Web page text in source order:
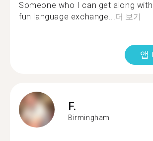
Someone who I can get along
fun language exchange...더 보기
앱
F.
Birmingham